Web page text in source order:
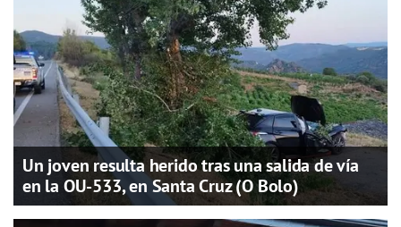
Un joven resulta herido tras una salida de vía
en la OU-533, en Santa Cruz (O Bolo)